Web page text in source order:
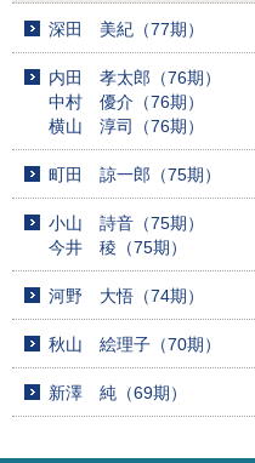
深田 美紀（77期）
内田 孝太郎（76期）
中村 優介（76期）
横山 淳司（76期）
町田 諒一郎（75期）
小山 詩音（75期）
今井 稜（75期）
河野 大悟（74期）
秋山 絵理子（70期）
新澤 純（69期）